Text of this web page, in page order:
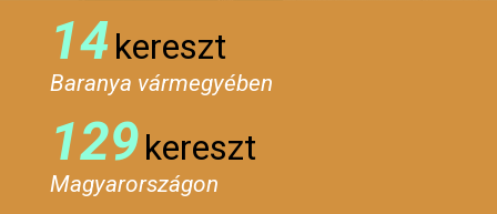
14kereszt
Baranya vármegyében
129kereszt
Magyarországon